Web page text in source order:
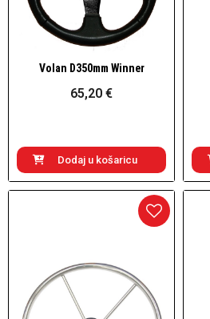
Brzi pogled
Volan D350mm Winner
65,20 €
Dodaj u košaricu